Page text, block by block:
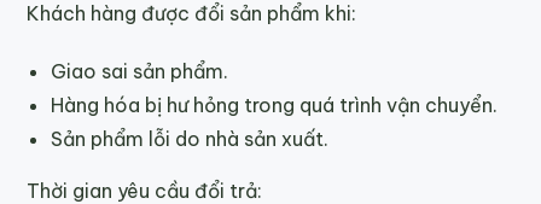
Khách hàng được đổi sản phẩm khi:
Giao sai sản phẩm.
Hàng hóa bị hư hỏng trong quá trình vận chuyển.
Sản phẩm lỗi do nhà sản xuất.
Thời gian yêu cầu đổi trả: